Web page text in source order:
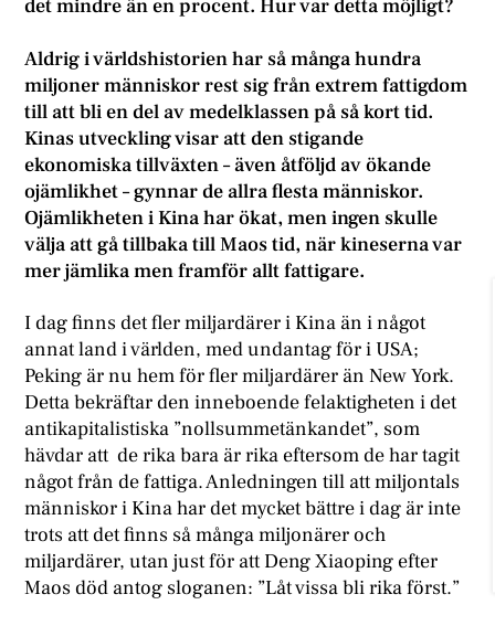
det mindre än en procent. Hur var detta möjligt?
Aldrig i världshistorien har så många hundra
miljoner människor rest sig från extrem fattigdom
till att bli en del av medelklassen på så kort tid.
Kinas utveckling visar att den stigande
ekonomiska tillväxten – även åtföljd av ökande
ojämlikhet – gynnar de allra flesta människor.
Ojämlikheten i Kina har ökat, men ingen skulle
välja att gå tillbaka till Maos tid, när kineserna var
mer jämlika men framför allt fattigare.
I dag finns det fler miljardärer i Kina än i något
annat land i världen, med undantag för i USA;
Peking är nu hem för fler miljardärer än New York.
Detta bekräftar den inneboende felaktigheten i det
antikapitalistiska ”nollsummetänkandet”, som
hävdar att de rika bara är rika eftersom de har tagit
något från de fattiga. Anledningen till att miljontals
människor i Kina har det mycket bättre i dag är inte
trots att det finns så många miljonärer och
miljardärer, utan just för att Deng Xiaoping efter
Maos död antog sloganen: ”Låt vissa bli rika först.”